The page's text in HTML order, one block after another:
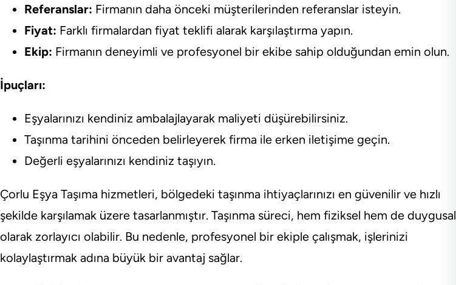
Referanslar: Firmanın daha önceki müşterilerinden referanslar isteyin.
Fiyat: Farklı firmalardan fiyat teklifi alarak karşılaştırma yapın.
Ekip: Firmanın deneyimli ve profesyonel bir ekibe sahip olduğundan emin olun.
İpuçları:
Eşyalarınızı kendiniz ambalajlayarak maliyeti düşürebilirsiniz.
Taşınma tarihini önceden belirleyerek firma ile erken iletişime geçin.
Değerli eşyalarınızı kendiniz taşıyın.
Çorlu Eşya Taşıma hizmetleri, bölgedeki taşınma ihtiyaçlarınızı en güvenilir ve hızlı
şekilde karşılamak üzere tasarlanmıştır. Taşınma süreci, hem fiziksel hem de duygusal
olarak zorlayıcı olabilir. Bu nedenle, profesyonel bir ekiple çalışmak, işlerinizi
kolaylaştırmak adına büyük bir avantaj sağlar.